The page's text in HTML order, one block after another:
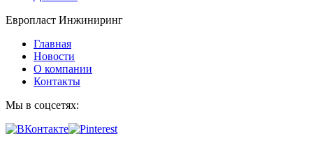
Европласт Инжиниринг
Главная
Новости
О компании
Контакты
Мы в соцсетях: